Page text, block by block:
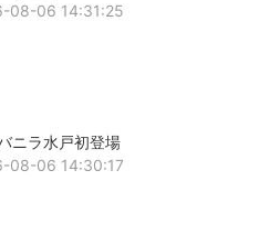
08-06 14:31:25
ニラ水戸初登場
08-06 14:30:17